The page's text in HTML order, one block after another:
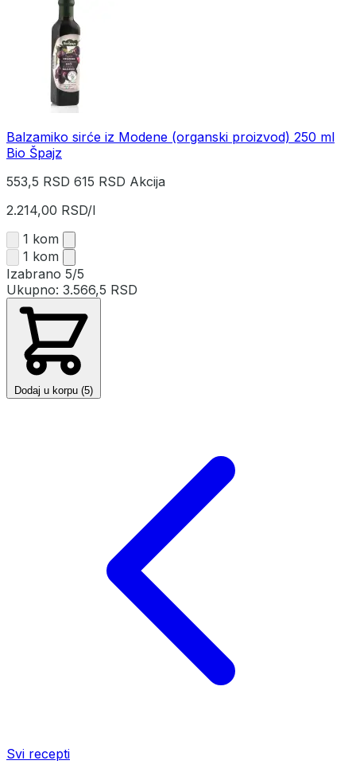
Balzamiko sirće iz Modene (organski proizvod) 250 ml
Bio Špajz
553,5 RSD 615 RSD Akcija
2.214,00 RSD/l
1 kom
1 kom
Izabrano 5/5
Ukupno: 3.566,5 RSD
Dodaj u korpu (5)
Svi recepti